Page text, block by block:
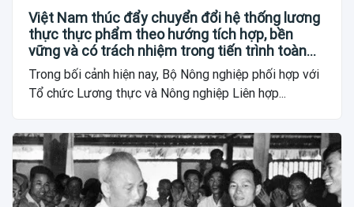
Việt Nam thúc đẩy chuyển đổi hệ thống lương
thực thực phẩm theo hướng tích hợp, bền
vững và có trách nhiệm trong tiến trình toàn
cầu
Trong bối cảnh hiện nay, Bộ Nông nghiệp phối hợp với
Tổ chức Lương thực và Nông nghiệp Liên hợp...